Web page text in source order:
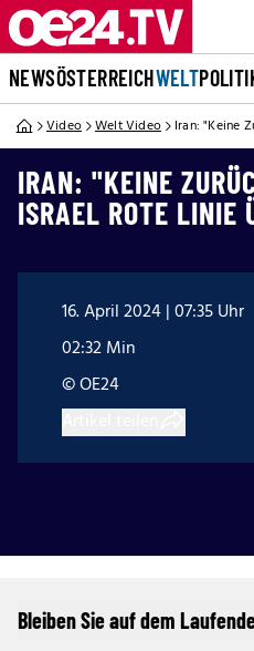
NEWSÖSTERREICHWELT
Video Welt Video Iran: "Keine
IRAN: "KEINE
ISRAEL ROTE LINIE
16. April 2024 | 07:35 Uhr
02:32 Min
© OE24
Bleiben Sie auf dem